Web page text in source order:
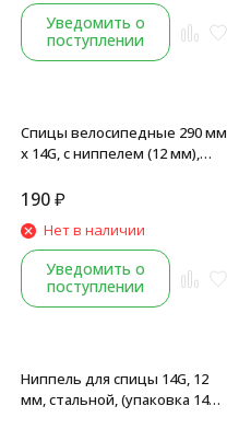
Уведомить о
поступлении
Спицы велосипедные 290 мм
x 14G, с ниппелем (12 мм),
190₽
Нет в наличии
Уведомить о
поступлении
Ниппель для спицы 14G, 12
мм, стальной, (упаковка 144